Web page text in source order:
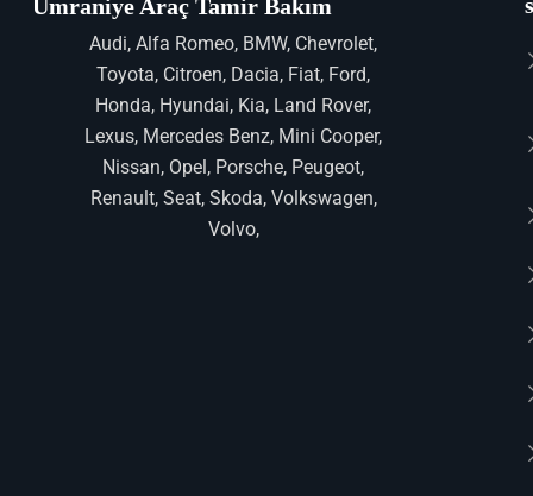
Ümraniye Araç Tamir Bakım
Audi, Alfa Romeo, BMW, Chevrolet,
Toyota, Citroen, Dacia, Fiat, Ford,
Honda, Hyundai, Kia, Land Rover,
Lexus, Mercedes Benz, Mini Cooper,
Nissan, Opel, Porsche, Peugeot,
Renault, Seat, Skoda, Volkswagen,
Volvo,